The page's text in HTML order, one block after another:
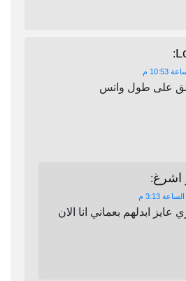
:
على طول واتس
اشرغ:
مصري عايز ابدلهم بعماني انا الان